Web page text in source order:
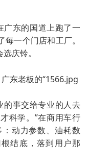
广东的国道上跑了一
一个门店和工厂。
庆铃。
的事交给专业的人去
科学。”在商用车行
动力参数、油耗数
结底，落到用户那